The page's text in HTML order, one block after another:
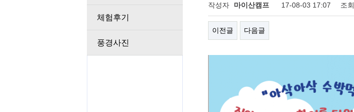
체험후기
풍경사진
작성자 마이산캠프 17-08-03 17:07 조회
이전글 다음글